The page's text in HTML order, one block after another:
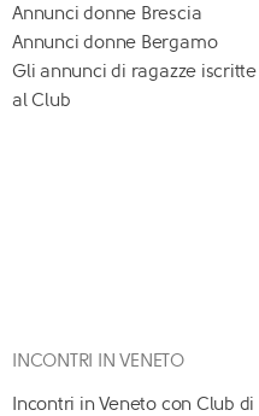
Annunci donne Brescia
Annunci donne Bergamo
Gli annunci di ragazze iscritte
al Club
INCONTRI IN VENETO
Incontri in Veneto con Club di